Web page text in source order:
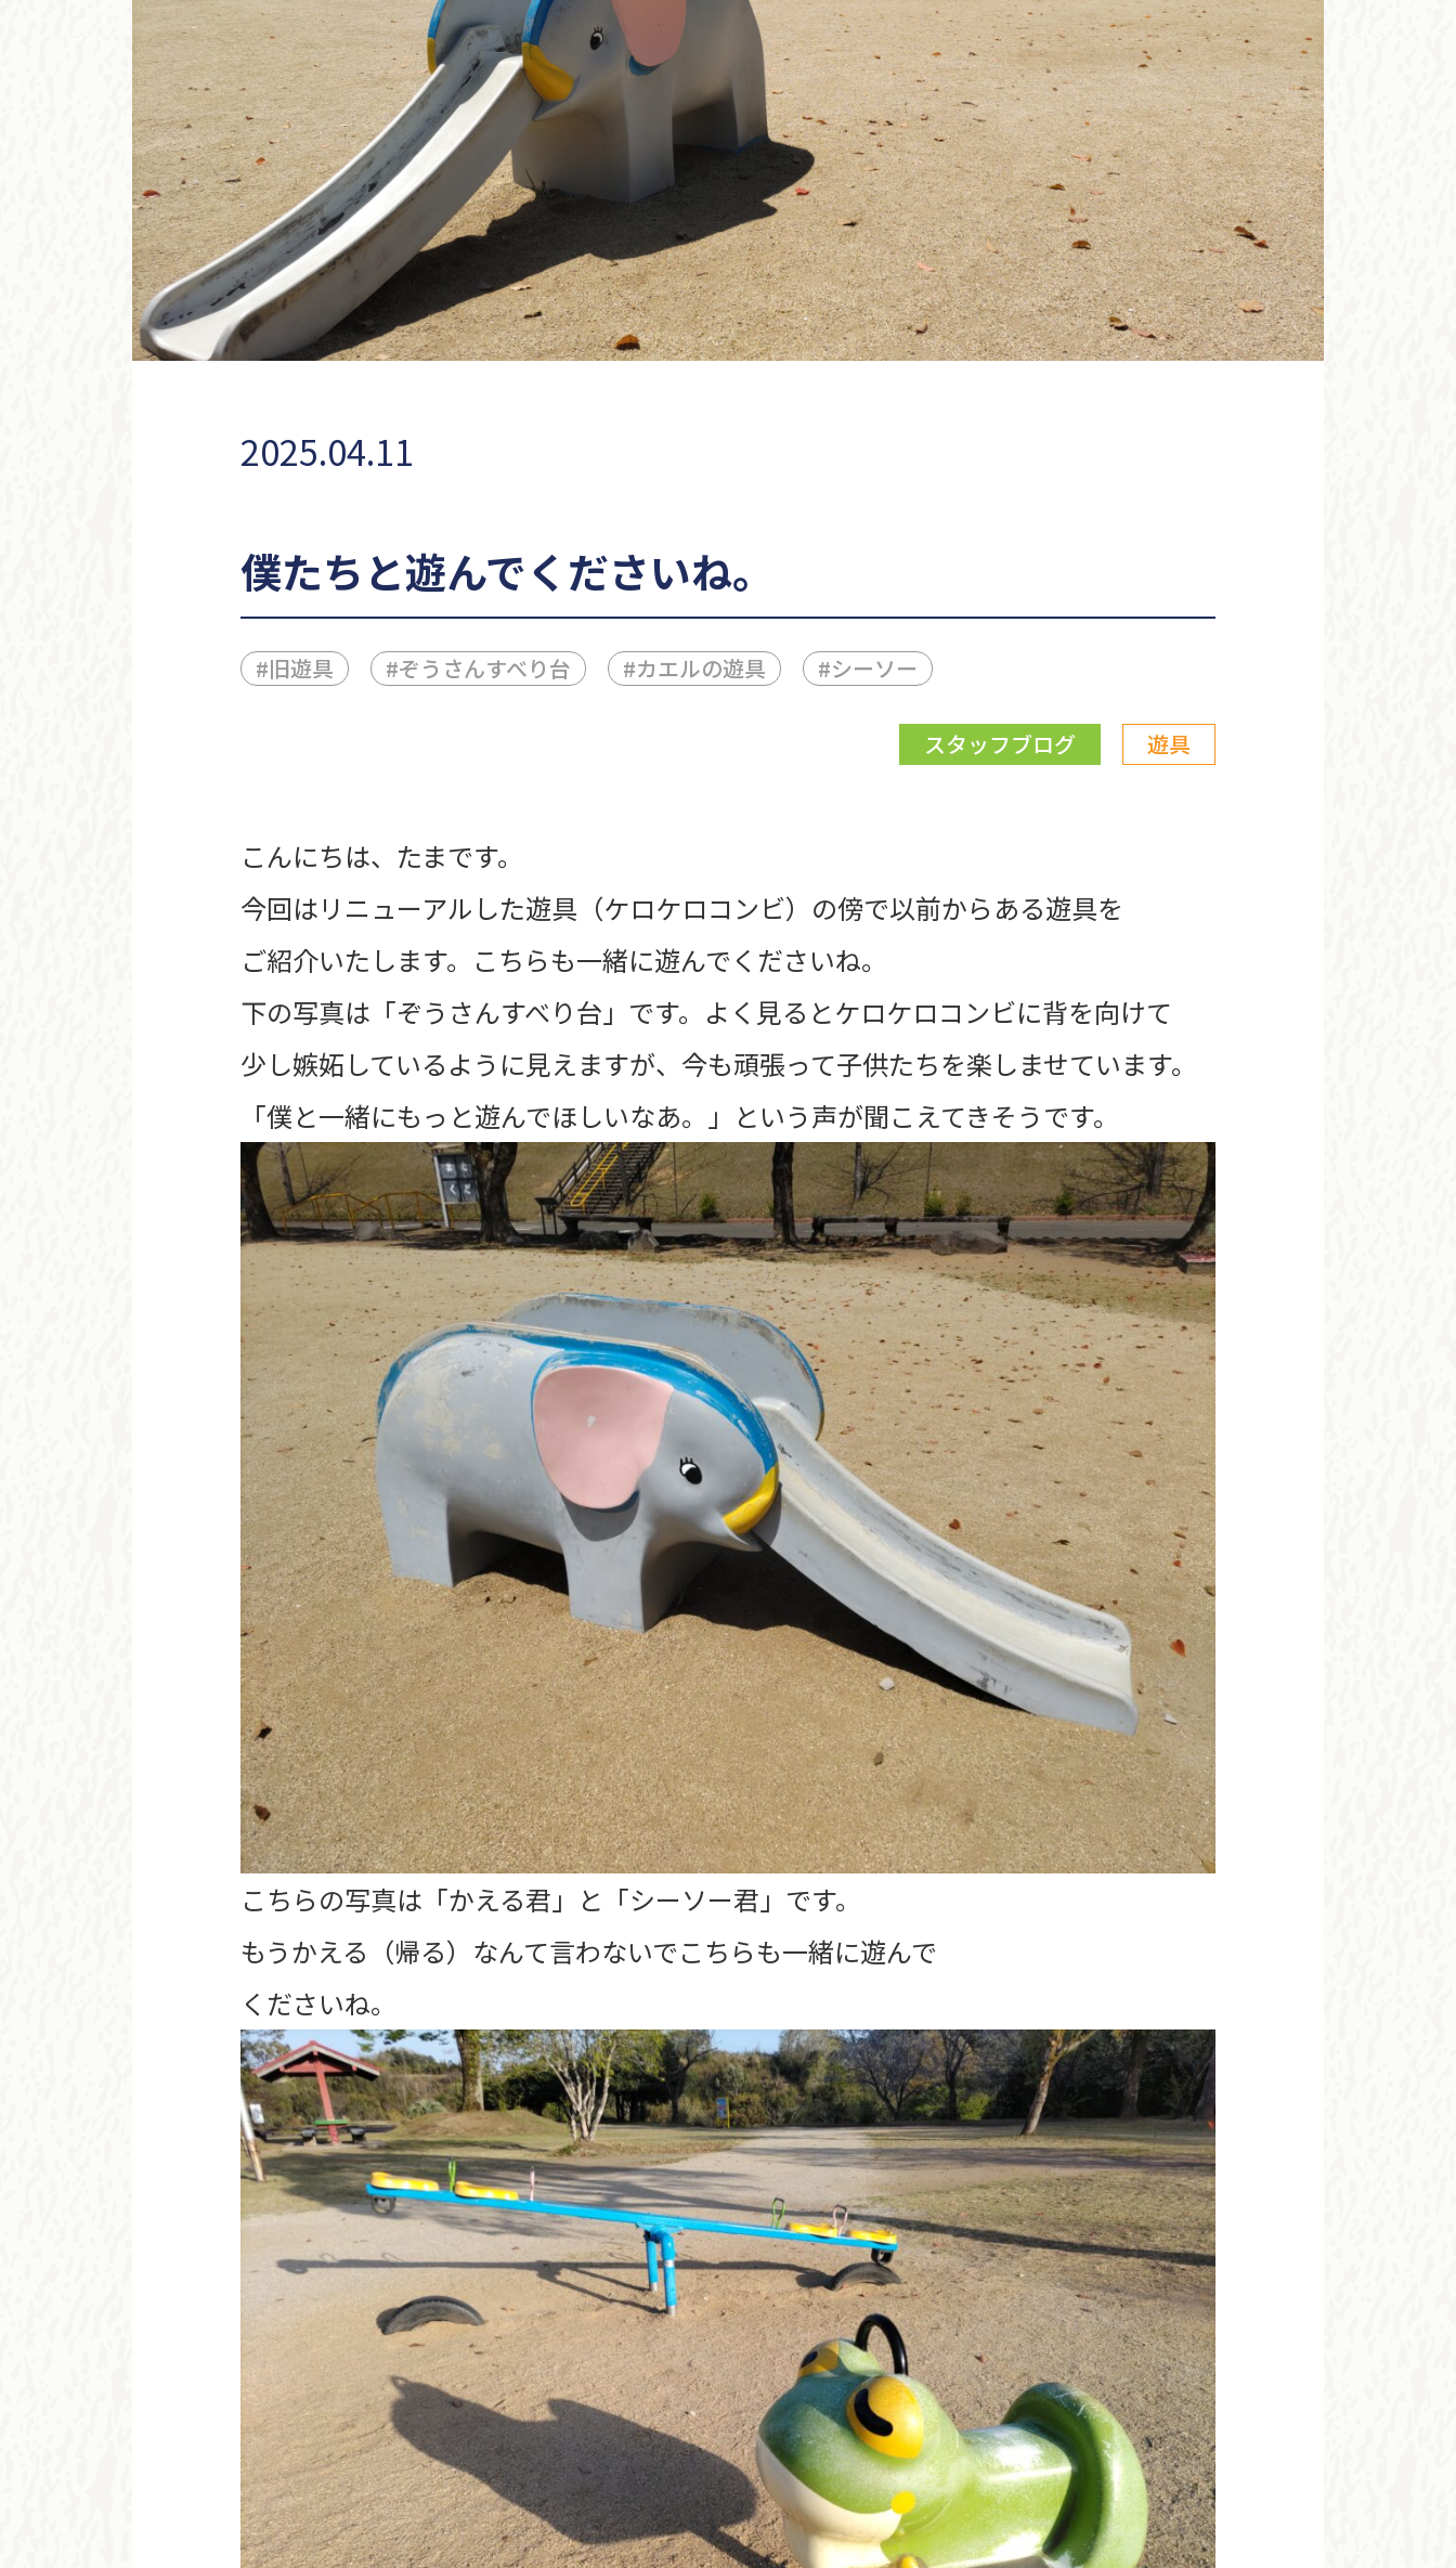
2025.04.11
僕たちと遊んでくださいね。
#旧遊具 #ぞうさんすべり台 #カエルの遊具 #シーソー
スタッフブログ 遊具
こんにちは、たまです。
今回はリニューアルした遊具（ケロケロコンビ）の傍で以前からある遊具を
ご紹介いたします。こちらも一緒に遊んでくださいね。
下の写真は「ぞうさんすべり台」です。よく見るとケロケロコンビに背を向けて
少し嫉妬しているように見えますが、今も頑張って子供たちを楽しませています。
「僕と一緒にもっと遊んでほしいなあ。」という声が聞こえてきそうです。
こちらの写真は「かえる君」と「シーソー君」です。
もうかえる（帰る）なんて言わないでこちらも一緒に遊んで
くださいね。